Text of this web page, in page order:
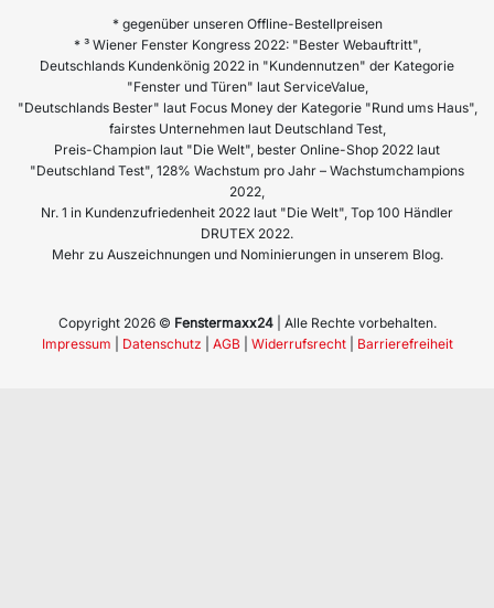
* gegenüber unseren Offline-Bestellpreisen
* ³ Wiener Fenster Kongress 2022: "Bester Webauftritt",
Deutschlands Kundenkönig 2022 in "Kundennutzen" der Kategorie
"Fenster und Türen" laut ServiceValue,
"Deutschlands Bester" laut Focus Money der Kategorie "Rund ums Haus",
fairstes Unternehmen laut Deutschland Test,
Preis-Champion laut "Die Welt", bester Online-Shop 2022 laut
"Deutschland Test", 128% Wachstum pro Jahr – Wachstumchampions
2022,
Nr. 1 in Kundenzufriedenheit 2022 laut "Die Welt", Top 100 Händler
DRUTEX 2022.
Mehr zu Auszeichnungen und Nominierungen in unserem Blog.
Copyright 2026 © Fenstermaxx24| Alle Rechte vorbehalten.
Impressum
Datenschutz AGB| Widerrufsrecht| Barrierefreiheit